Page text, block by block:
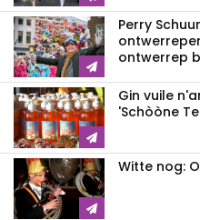
Perry
ontwerrep
Gin vuile
'Schòòne
Witte nog: